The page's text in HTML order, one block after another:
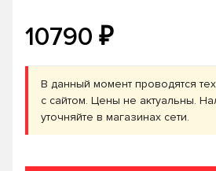
10790 ₽
В данный момент проводятся
с сайтом. Цены не актуальны.
уточняйте в магазинах сети.